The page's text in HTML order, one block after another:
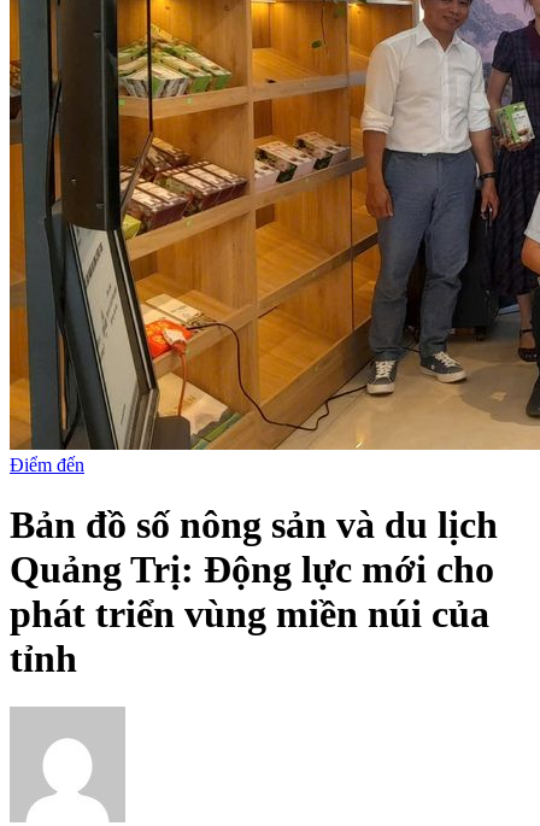
Điểm đến
Bản đồ số nông sản và du lịch
Quảng Trị: Động lực mới cho
phát triển vùng miền núi của
tỉnh